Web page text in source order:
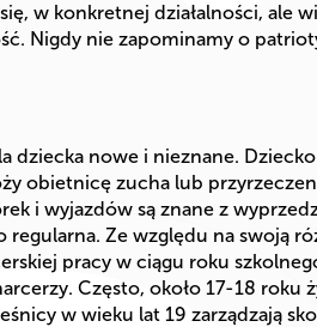
w konkretnej działalności, ale
Nigdy nie zapominamy o
dziecka nowe i nieznane.
obietnicę zucha lub
i wyjazdów są znane z
Ze względu na swoją
pracy w ciągu roku
Często, około 17-18
w wieku lat 19 zarządzają